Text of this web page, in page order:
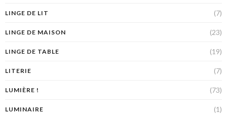
LINGE DE LIT (7)
LINGE DE MAISON (23)
LINGE DE TABLE (19)
LITERIE (7)
LUMIÈRE ! (73)
LUMINAIRE (1)